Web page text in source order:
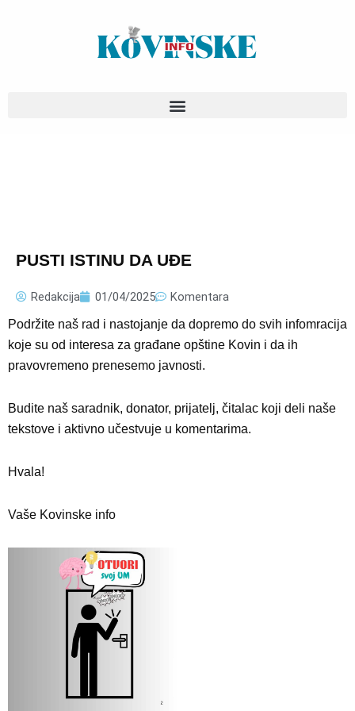
PUSTI ISTINU DA UĐE
Redakcija 01/04/2025 Komentara
Podržite naš rad i nastojanje da dopremo do svih infomracija
koje su od interesa za građane opštine Kovin i da ih
pravovremeno prenesemo javnosti.
Budite naš saradnik, donator, prijatelj, čitalac koji deli naše
tekstove i aktivno učestvuje u komentarima.
Hvala!
Vaše Kovinske info